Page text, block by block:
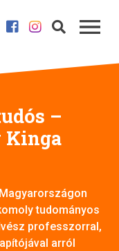
–
Kinga
tudományos
professzorral,
arról